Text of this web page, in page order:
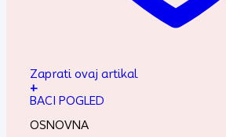
Zaprati ovaj artikal
+
BACI POGLED
OSNOVNA